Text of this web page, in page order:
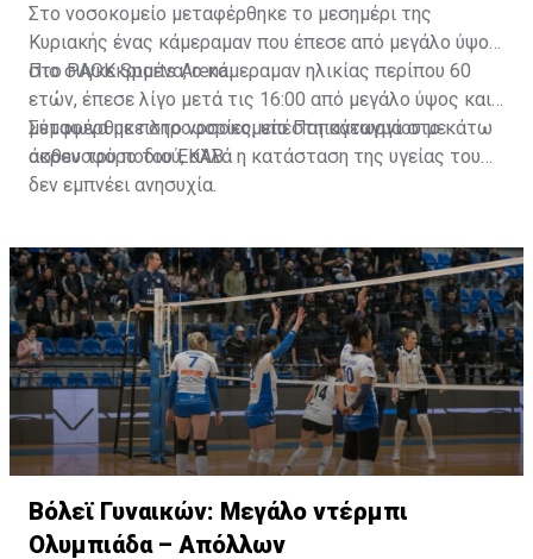
Στο νοσοκομείο μεταφέρθηκε το μεσημέρι της
Κυριακής ένας κάμεραμαν που έπεσε από μεγάλο ύψος
στο PAOK Sports Arena.
Πιο συγκεκριμένα, ο κάμεραμαν ηλικίας περίπου 60
ετών, έπεσε λίγο μετά τις 16:00 από μεγάλο ύψος και
μεταφέρθηκε στο νοσοκομείο Παπαγεωργίου με
ασθενοφόρο του ΕΚΑΒ.
Σύμφωνα με πληροφορίες, υπέστη κάταγμα στο κάτω
άκρου του ποδιού, αλλά η κατάσταση της υγείας του
δεν εμπνέει ανησυχία.
Βόλεϊ Γυναικών: Μεγάλο ντέρμπι
Ολυμπιάδα – Απόλλων